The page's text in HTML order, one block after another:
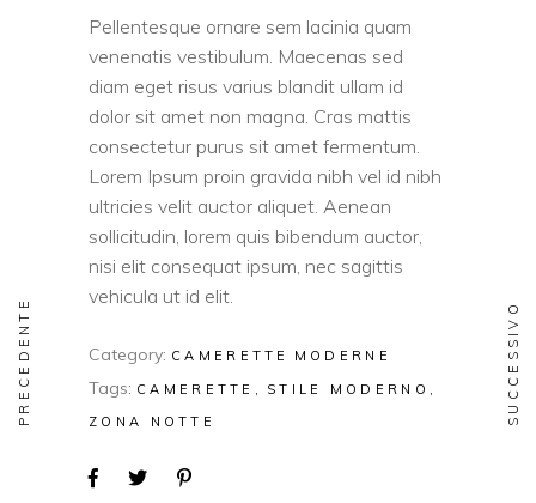
Pellentesque ornare sem lacinia quam
venenatis vestibulum. Maecenas sed
diam eget risus varius blandit ullam id
dolor sit amet non magna. Cras mattis
consectetur purus sit amet fermentum.
Lorem Ipsum proin gravida nibh vel id nibh
ultricies velit auctor aliquet. Aenean
sollicitudin, lorem quis bibendum auctor,
nisi elit consequat ipsum, nec sagittis
vehicula ut id elit.
Category: CAMERETTE MODERNE
Tags: CAMERETTE
STILE MODERNO
ZONA NOTTE
PRECEDENTE SUCCESSIVO